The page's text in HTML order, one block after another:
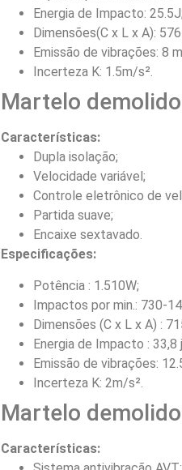
Energia de Impacto: 25.5J;
Dimensões(C x L x A):
Emissão de vibrações: 8
Incerteza K: 1.5m/s².
Martelo
Características:
Dupla isolação;
Velocidade variável;
Controle eletrônico de
Partida suave;
Encaixe sextavado.
Especificações:
Potência : 1.510W;
Impactos por min.: 730-
Dimensões (C x L x A) :
Energia de Impacto : 33,8
Emissão de vibrações:
Incerteza K: 2m/s².
Martelo
Características: